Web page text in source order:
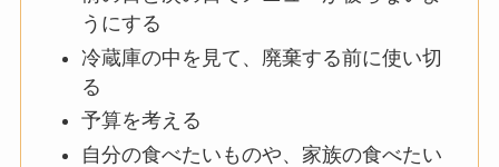
うにする
冷蔵庫の中を見て、廃棄する前に使い切
る
予算を考える
自分の食べたいものや、家族の食べたい